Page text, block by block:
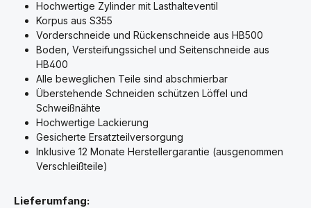
Hochwertige Zylinder mit Lasthalteventil
Korpus aus S355
Vorderschneide und Rückenschneide aus HB500
Boden, Versteifungssichel und Seitenschneide aus
HB400
Alle beweglichen Teile sind abschmierbar
Überstehende Schneiden schützen Löffel und
Schweißnähte
Hochwertige Lackierung
Gesicherte Ersatzteilversorgung
Inklusive 12 Monate Herstellergarantie (ausgenommen
Verschleißteile)
Lieferumfang: